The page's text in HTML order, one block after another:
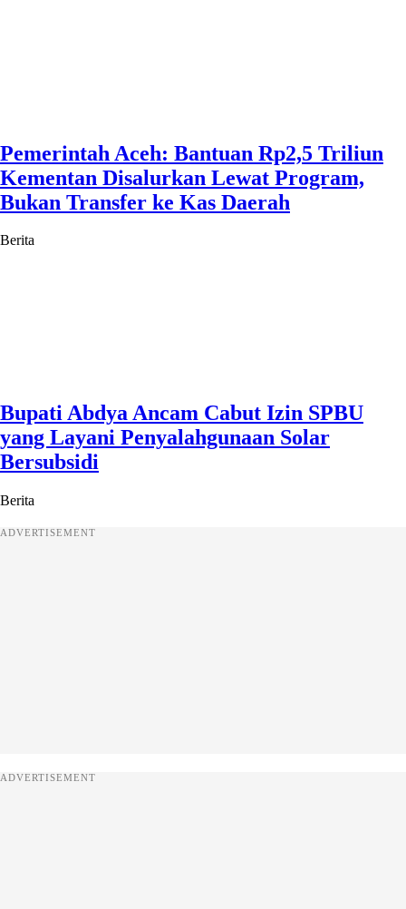
Pemerintah Aceh: Bantuan Rp2,5 Triliun
Kementan Disalurkan Lewat Program,
Bukan Transfer ke Kas Daerah
Berita
Bupati Abdya Ancam Cabut Izin SPBU
yang Layani Penyalahgunaan Solar
Bersubsidi
Berita
ADVERTISEMENT
ADVERTISEMENT